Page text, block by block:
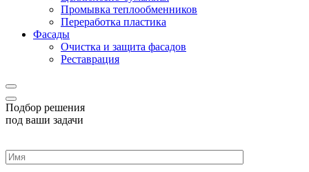
Промывка теплообменников
Переработка пластика
Фасады
Очистка и защита фасадов
Реставрация
Подбор решения
под ваши задачи